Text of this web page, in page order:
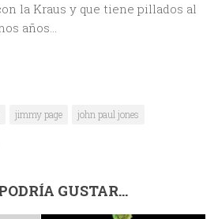
la Kraus y que tiene pillados al
años…
jimmy page
john paul jones
GUSTAR...